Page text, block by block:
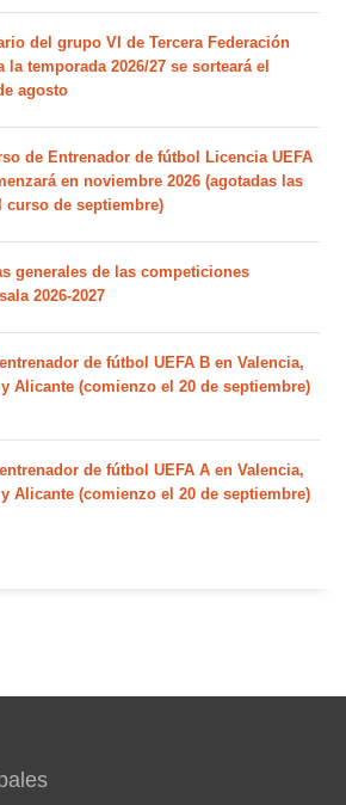
del grupo VI de Tercera Federación
la temporada 2026/27 se sorteará el
agosto
de Entrenador de fútbol Licencia UEFA
en noviembre 2026 (agotadas las
curso de septiembre)
generales de las competiciones
2026-2027
de fútbol UEFA B en Valencia,
Alicante (comienzo el 20 de septiembre)
de fútbol UEFA A en Valencia,
Alicante (comienzo el 20 de septiembre)